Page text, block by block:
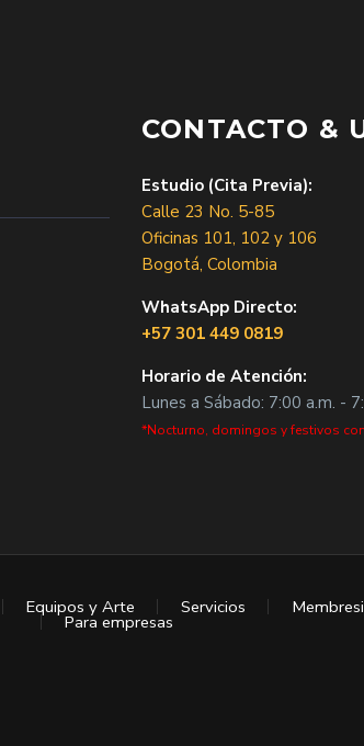
CONTACTO &
Estudio (Cita Previa):
Calle 23 No. 5-85
Oficinas 101, 102 y 106
Bogotá, Colombia
WhatsApp Directo:
+57 301 449 0819
Horario de Atención:
Lunes a Sábado: 7:00 a.m. -
*Nocturno, domingos y festivos
Equipos y Arte Servicios
Para empresas